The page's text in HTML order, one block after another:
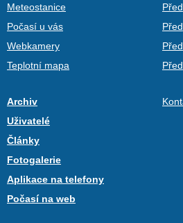
Meteostanice
Počasí u vás
Webkamery
Teplotní mapa
Archiv
Uživatelé
Články
Fotogalerie
Aplikace na telefony
Počasí na web